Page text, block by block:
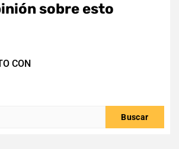
sobre esto
CON